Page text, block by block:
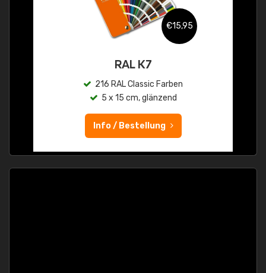
€15,95
RAL K7
216 RAL Classic Farben
5 x 15 cm, glänzend
Info / Bestellung